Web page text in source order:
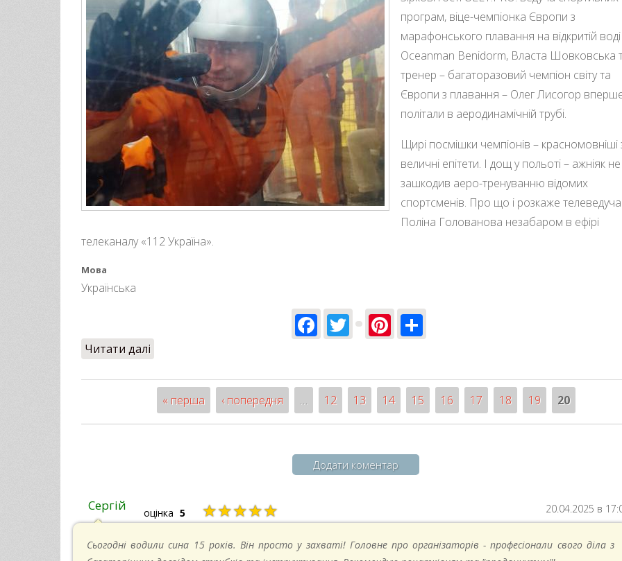
програм, віце-чемпіонка Європи з
марафонського плавання на відкритій воді
Oceanman Benidorm, Власта Шовковська
тренер – багаторазовий чемпіон світу та
Європи з плавання – Олег Лисогор
політали в аеродинамічній трубі.
Щирі посмішки чемпіонів – красномовніші
величні епітети. І дощ у польоті – ажніяк не
зашкодив аеро-тренуванню відомих
спортсменів. Про що і розкаже телеведуча
Поліна Голованова незабаром в ефірі
телеканалу «112 Україна».
Мова
Українська
Facebook
TwitterPinterest
Читати далі
« перша ‹ попередня … 12 13 14 15 16 17 18 19 20
Додати коментар
Сергій оцінка 5 ★★★★★ 20.04.2025 в
Сьогодні водили сина 15 років. Він просто у захваті! Головне про організаторів - професіонали свого діла з